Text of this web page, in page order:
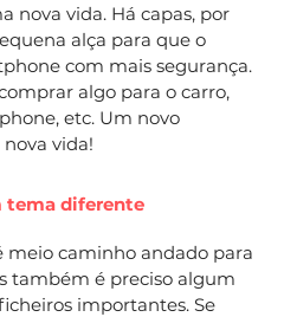
nova vida. Há capas, por
alça para que o
com mais segurança.
algo para o carro,
etc. Um novo
vida!
tema diferente
caminho andado para
também é preciso algum
importantes. Se